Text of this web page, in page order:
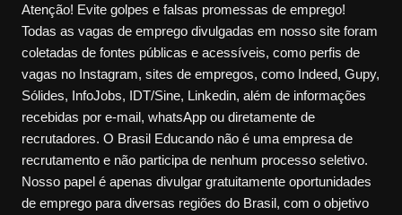
Atenção! Evite golpes e falsas promessas de emprego!
Todas as vagas de emprego divulgadas em nosso site foram
coletadas de fontes públicas e acessíveis, como perfis de
vagas no Instagram, sites de empregos, como Indeed, Gupy,
Sólides, InfoJobs, IDT/Sine, Linkedin, além de informações
recebidas por e-mail, whatsApp ou diretamente de
recrutadores. O Brasil Educando não é uma empresa de
recrutamento e não participa de nenhum processo seletivo.
Nosso papel é apenas divulgar gratuitamente oportunidades
de emprego para diversas regiões do Brasil, com o objetivo